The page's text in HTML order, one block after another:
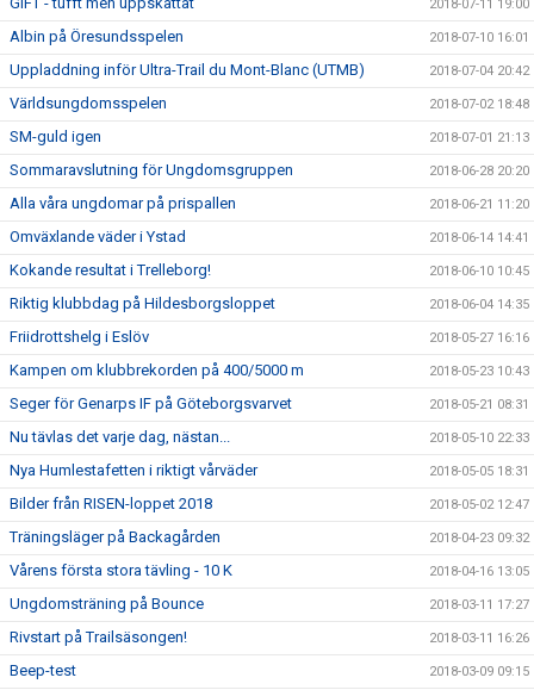
2018-07-11 19:00
Albin på Öresundsspelen 2018-07-10 16:01
Uppladdning inför Ultra-Trail du Mont-Blanc (UTMB) 2018-07-04 20:42
Världsungdomsspelen 2018-07-02 18:48
SM-guld igen 2018-07-01 21:13
Sommaravslutning för Ungdomsgruppen 2018-06-28 20:20
Alla våra ungdomar på prispallen 2018-06-21 11:20
Omväxlande väder i Ystad 2018-06-14 14:41
Kokande resultat i Trelleborg! 2018-06-10 10:45
Riktig klubbdag på Hildesborgsloppet 2018-06-04 14:35
Friidrottshelg i Eslöv 2018-05-27 16:16
Kampen om klubbrekorden på 400/5000 m 2018-05-23 10:43
Seger för Genarps IF på Göteborgsvarvet 2018-05-21 08:31
Nu tävlas det varje dag, nästan... 2018-05-10 22:33
Nya Humlestafetten i riktigt vårväder 2018-05-05 18:31
Bilder från RISEN-loppet 2018 2018-05-02 12:47
Träningsläger på Backagården 2018-04-23 09:32
Vårens första stora tävling - 10 K 2018-04-16 13:05
Ungdomsträning på Bounce 2018-03-11 17:27
Rivstart på Trailsäsongen! 2018-03-11 16:26
Beep-test 2018-03-09 09:15